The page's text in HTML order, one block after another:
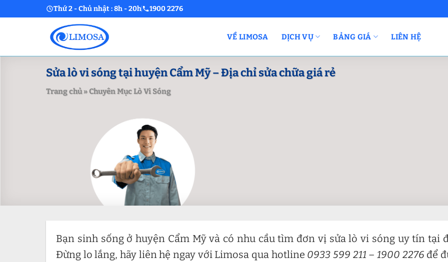
to
Thứ 2 - Chủ nhật : 8h - 20h 1900 2276
VỀ LIMOSA DỊCH VỤ BẢNG GIÁ LIÊN HỆ
Sửa lò vi sóng tại huyện Cẩm Mỹ – Địa chỉ sửa chữa giá rẻ
Trang chủ»Chuyên Mục Lò Vi Sóng
Bạn sinh sống ở huyện Cẩm Mỹ và có nhu cầu tìm đơn vị sửa lò vi sóng uy tín tại
Đừng lo lắng, hãy liên hệ ngay với Limosa qua hotline 0933 599 211 – 1900 2276 để